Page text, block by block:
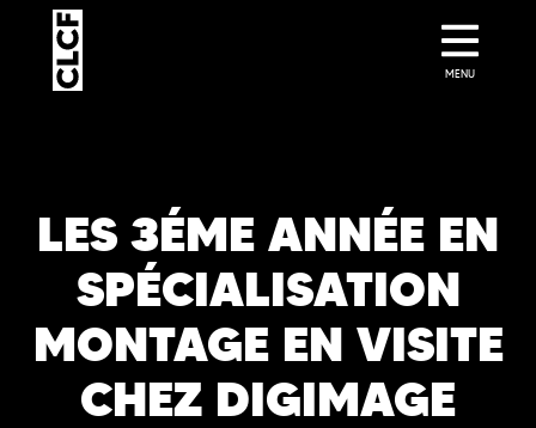
LES 3ÉME ANNÉE EN
SPÉCIALISATION
MONTAGE EN VISITE
CHEZ DIGIMAGE
MENU